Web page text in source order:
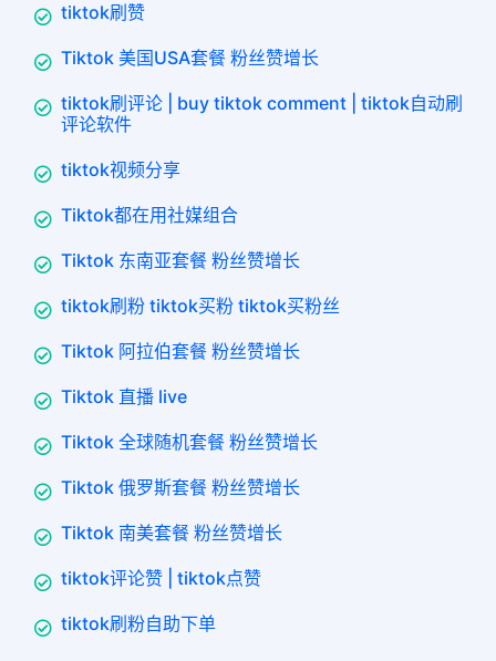
tiktok刷赞
Tiktok 美国USA套餐 粉丝赞增长
tiktok刷评论 | buy tiktok comment | tiktok自动刷
评论软件
tiktok视频分享
Tiktok都在用社媒组合
Tiktok 东南亚套餐 粉丝赞增长
tiktok刷粉 tiktok买粉 tiktok买粉丝
Tiktok 阿拉伯套餐 粉丝赞增长
Tiktok 直播 live
Tiktok 全球随机套餐 粉丝赞增长
Tiktok 俄罗斯套餐 粉丝赞增长
Tiktok 南美套餐 粉丝赞增长
tiktok评论赞 | tiktok点赞
tiktok刷粉自助下单